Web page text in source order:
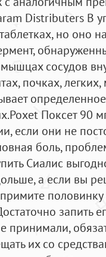
Distributers В
но оно
сосудов
почках,
Поксет 90
если они не
боль,
Сиалис
а если вы
запить
принимали,
их со